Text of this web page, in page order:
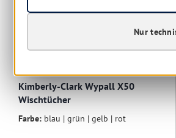
Kimberly-Clark Wypall X50
Wischtücher
Farbe: blau | grün | gelb | rot
Nur